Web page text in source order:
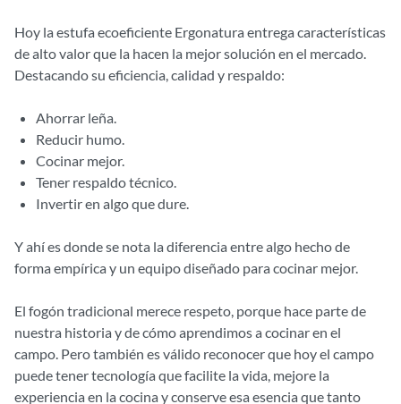
Hoy la estufa ecoeficiente Ergonatura entrega características
de alto valor que la hacen la mejor solución en el mercado.
Destacando su eficiencia, calidad y respaldo:
Ahorrar leña.
Reducir humo.
Cocinar mejor.
Tener respaldo técnico.
Invertir en algo que dure.
Y ahí es donde se nota la diferencia entre algo hecho de
forma empírica y un equipo diseñado para cocinar mejor.
El fogón tradicional merece respeto, porque hace parte de
nuestra historia y de cómo aprendimos a cocinar en el
campo. Pero también es válido reconocer que hoy el campo
puede tener tecnología que facilite la vida, mejore la
experiencia en la cocina y conserve esa esencia que tanto